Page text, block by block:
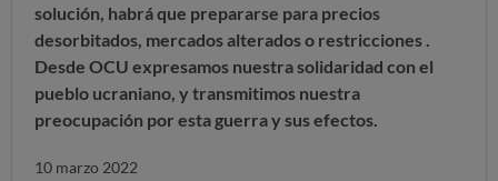
solución, habrá que prepararse para precios
desorbitados, mercados alterados o restricciones .
Desde OCU expresamos nuestra solidaridad con el
pueblo ucraniano, y transmitimos nuestra
preocupación por esta guerra y sus efectos.
10 marzo 2022